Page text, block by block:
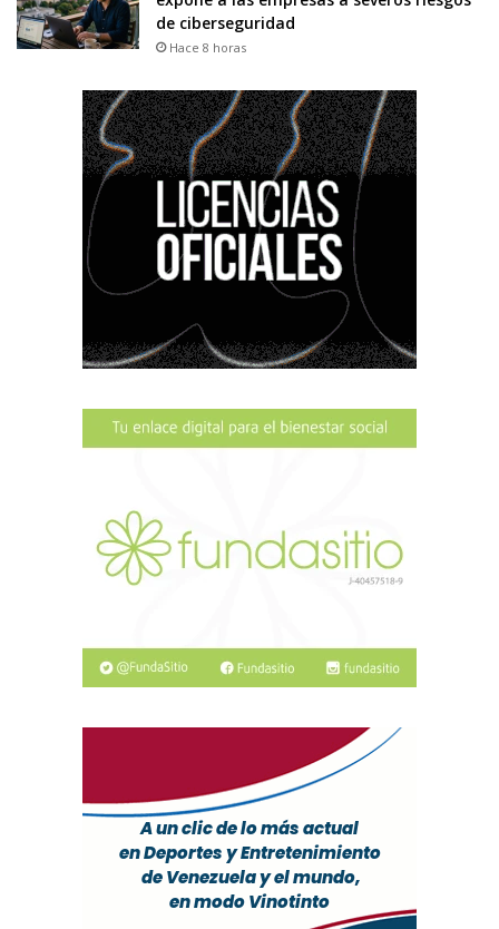
de ciberseguridad
Hace 8 horas